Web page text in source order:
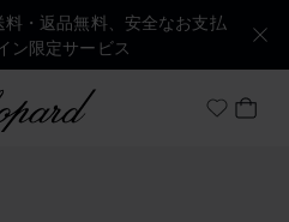
・返品無料、安全なお支払
ン限定サービス
Chopard
Myマ